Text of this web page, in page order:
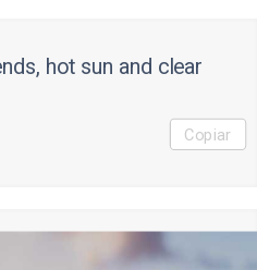
hot sun and clear
Copiar